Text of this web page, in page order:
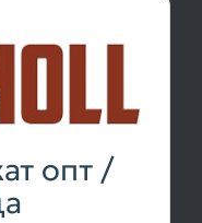
опт /